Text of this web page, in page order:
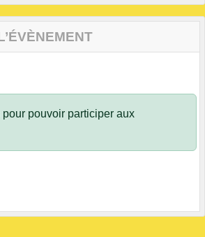
pour pouvoir participer aux